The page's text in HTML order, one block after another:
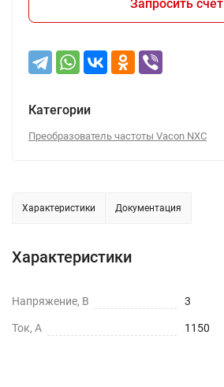
Запросить счет
Категории
Преобразователь частоты Vacon NXC
Характеристики Документация
Характеристики
Напряжение, В 3
Ток, А 1150